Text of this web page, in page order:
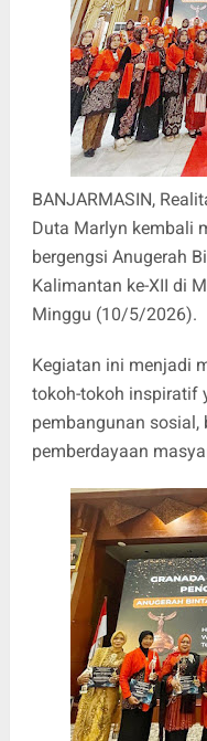
BANJARMASIN,
Duta Marlyn kembali
bergengsi Anugerah
Kalimantan ke-XII di
Minggu (10/5/2026).
Kegiatan ini menjadi
tokoh-tokoh inspiratif
pembangunan sosial,
pemberdayaan